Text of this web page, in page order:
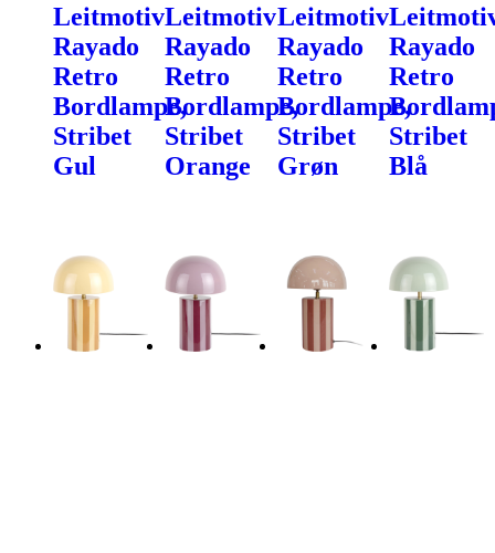
Leitmotiv
Rayado
Retro
Bordlampe,
Stribet
Gul
Leitmotiv
Rayado
Retro
Bordlampe,
Stribet
Orange
Leitmotiv
Rayado
Retro
Bordlampe,
Stribet
Grøn
Rayado
Retro
Stribet
Blå